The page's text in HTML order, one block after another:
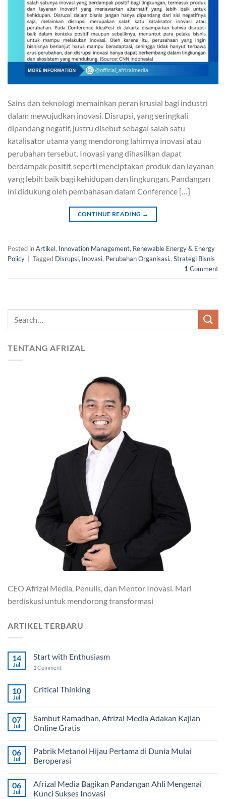
Sains dan teknologi memainkan peran krusial bagi industri
dalam mewujudkan inovasi. Disrupsi, yang seringkali
dipandang negatif, justru disebut sebagai salah satu
katalisator utama yang mendorong lahirnya inovasi atau
perubahan tersebut. Inovasi yang dihasilkan dapat
berdampak positif, seperti menciptakan produk dan layanan
yang lebih baik bagi kehidupan dan lingkungan. Pandangan
ini didukung oleh pembahasan dalam Conference […]
CONTINUE READING →
Posted inArtikel, Innovation Management, Renewable Energy & Energy
Policy
Tagged Disrupsi, Inovasi, Perubahan Organisasi., Strategi Bisnis
1 Comment
TENTANG AFRIZAL
CEO Afrizal Media, Penulis, dan Mentor Inovasi. Mari
berdiskusi untuk mendorong transformasi
ARTIKEL TERBARU
14
Jul
Start with Enthusiasm
1 Comment
10
Jul
Critical Thinking
07
Jul
Sambut Ramadhan, Afrizal Media Adakan Kajian
Online Gratis
06
Jul
Pabrik Metanol Hijau Pertama di Dunia Mulai
Beroperasi
06
Jul
Afrizal Media Bagikan Pandangan Ahli Mengenai
Kunci Sukses Inovasi